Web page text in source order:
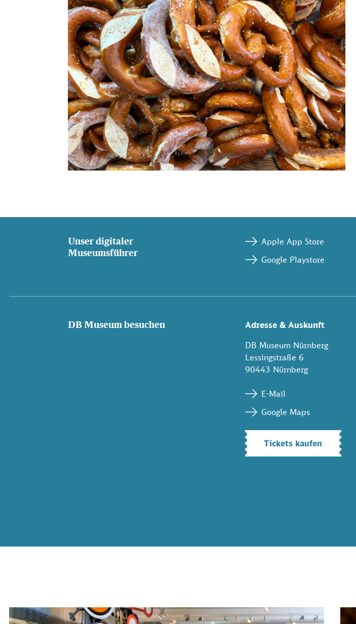
Unser digitaler
Museumsführer
Apple App Store
Google Playstore
DB Museum besuchen
Adresse & Auskunft
DB Museum Nürnberg
Lessingstraße 6
90443 Nürnberg
E-Mail
Google Maps
Tickets kaufen